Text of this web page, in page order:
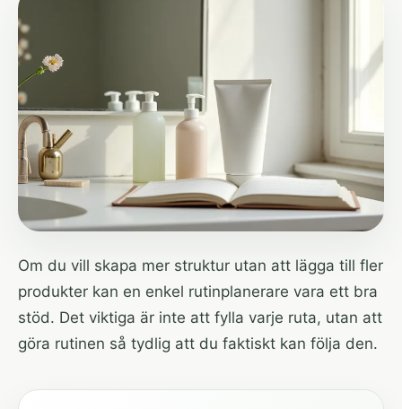
Om du vill skapa mer struktur utan att lägga till fler
produkter kan en enkel rutinplanerare vara ett bra
stöd. Det viktiga är inte att fylla varje ruta, utan att
göra rutinen så tydlig att du faktiskt kan följa den.